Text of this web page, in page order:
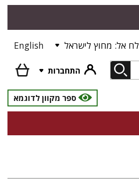
אל: מחוץ לישראל English
התחברות
ספר מקוון לדוגמא